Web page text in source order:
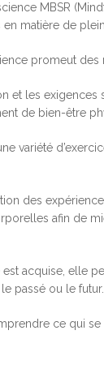
MBSR
matière de
promeut
et les
de bien-être
variété
des
afin de
acquise, elle
passé ou le futur.
ce qui se